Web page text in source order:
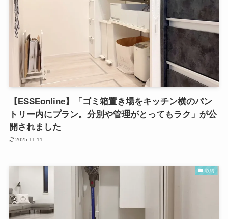
【ESSEonline】「ゴミ箱置き場をキッチン横のパン
トリー内にプラン。分別や管理がとってもラク」が公
開されました
2025-11-11
収納